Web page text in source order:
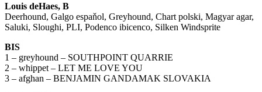
Louis deHaes, B
Deerhound, Galgo espaňol, Greyhound, Chart polski, Magyar agar,
Saluki, Sloughi, PLI, Podenco ibicenco, Silken Windsprite
BIS
1 – greyhound – SOUTHPOINT QUARRIE
2 – whippet – LET ME LOVE YOU
3 – afghan – BENJAMIN GANDAMAK SLOVAKIA